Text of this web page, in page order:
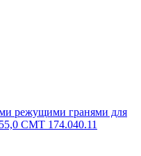
режущими гранями для
CMT 174.040.11